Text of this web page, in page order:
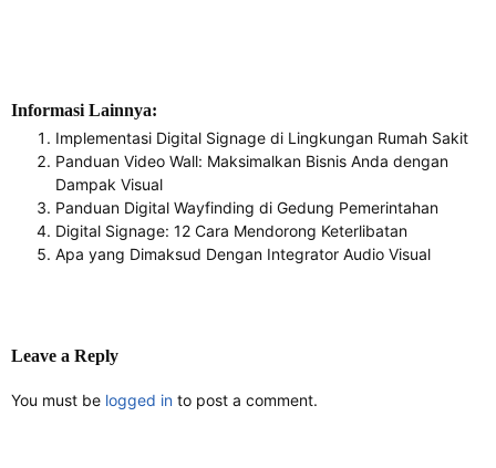
Informasi Lainnya:
Implementasi Digital Signage di Lingkungan Rumah Sakit
Panduan Video Wall: Maksimalkan Bisnis Anda dengan
Dampak Visual
Panduan Digital Wayfinding di Gedung Pemerintahan
Digital Signage: 12 Cara Mendorong Keterlibatan
Apa yang Dimaksud Dengan Integrator Audio Visual
Leave a Reply
You must be logged in to post a comment.